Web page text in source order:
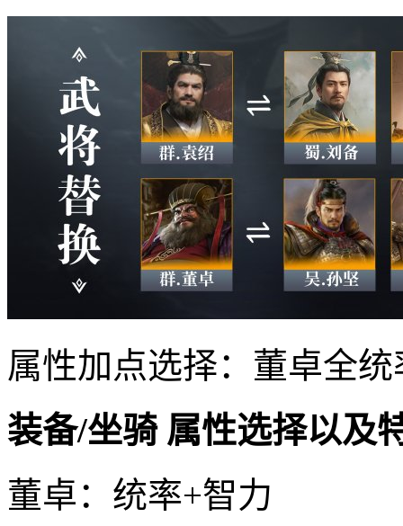
属性加点选择：董卓全
装备/坐骑 属性选择以及
董卓：统率+智力